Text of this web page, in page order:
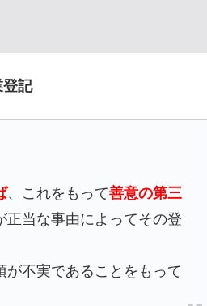
記
、これをもって善意の第三
当な事由によってその登
が不実であることをもって